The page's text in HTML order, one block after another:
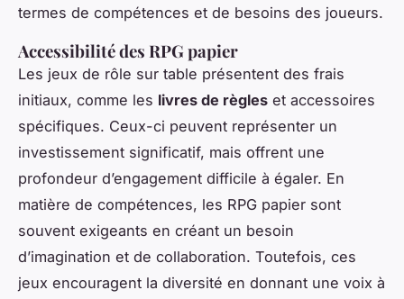
termes de compétences et de besoins des joueurs.
Accessibilité des RPG papier
Les jeux de rôle sur table présentent des frais
initiaux, comme les livres de règles et accessoires
spécifiques. Ceux-ci peuvent représenter un
investissement significatif, mais offrent une
profondeur d’engagement difficile à égaler. En
matière de compétences, les RPG papier sont
souvent exigeants en créant un besoin
d’imagination et de collaboration. Toutefois, ces
jeux encouragent la diversité en donnant une voix à